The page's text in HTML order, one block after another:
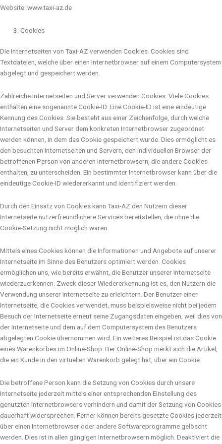
Website: www.taxi-az.de
Cookies
Die Internetseiten von Taxi-AZ verwenden Cookies. Cookies sind
Textdateien, welche über einen Internetbrowser auf einem Computersystem
abgelegt und gespeichert werden.
Zahlreiche Internetseiten und Server verwenden Cookies. Viele Cookies
enthalten eine sogenannte Cookie-ID. Eine Cookie-ID ist eine eindeutige
Kennung des Cookies. Sie besteht aus einer Zeichenfolge, durch welche
Internetseiten und Server dem konkreten Internetbrowser zugeordnet
werden können, in dem das Cookie gespeichert wurde. Dies ermöglicht es
den besuchten Internetseiten und Servern, den individuellen Browser der
betroffenen Person von anderen Internetbrowsern, die andere Cookies
enthalten, zu unterscheiden. Ein bestimmter Internetbrowser kann über die
eindeutige Cookie-ID wiedererkannt und identifiziert werden.
Durch den Einsatz von Cookies kann Taxi-AZ den Nutzern dieser
Internetseite nutzerfreundlichere Services bereitstellen, die ohne die
Cookie-Setzung nicht möglich wären.
Mittels eines Cookies können die Informationen und Angebote auf unserer
Internetseite im Sinne des Benutzers optimiert werden. Cookies
ermöglichen uns, wie bereits erwähnt, die Benutzer unserer Internetseite
wiederzuerkennen. Zweck dieser Wiedererkennung ist es, den Nutzern die
Verwendung unserer Internetseite zu erleichtern. Der Benutzer einer
Internetseite, die Cookies verwendet, muss beispielsweise nicht bei jedem
Besuch der Internetseite erneut seine Zugangsdaten eingeben, weil dies von
der Internetseite und dem auf dem Computersystem des Benutzers
abgelegten Cookie übernommen wird. Ein weiteres Beispiel ist das Cookie
eines Warenkorbes im Online-Shop. Der Online-Shop merkt sich die Artikel,
die ein Kunde in den virtuellen Warenkorb gelegt hat, über ein Cookie.
Die betroffene Person kann die Setzung von Cookies durch unsere
Internetseite jederzeit mittels einer entsprechenden Einstellung des
genutzten Internetbrowsers verhindern und damit der Setzung von Cookies
dauerhaft widersprechen. Ferner können bereits gesetzte Cookies jederzeit
über einen Internetbrowser oder andere Softwareprogramme gelöscht
werden. Dies ist in allen gängigen Internetbrowsern möglich. Deaktiviert die